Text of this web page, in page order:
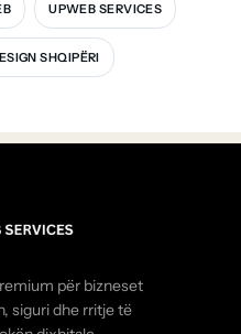
UPWEB SERVICES
SHQIPËRI
për bizneset
siguri dhe rritje të